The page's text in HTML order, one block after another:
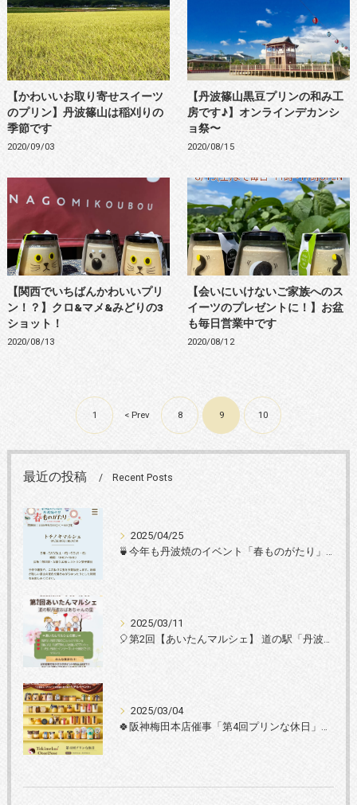
【かわいいお取り寄せスイーツ
のプリン】丹波篠山は稲刈りの
季節です
2020/09/03
【丹波篠山黒豆プリンの和み工
房です♪】オンラインデカンシ
ョ祭〜
2020/08/15
【関西でいちばんかわいいプリ
ン！？】クロ&マメ&みどりの3
ショット！
2020/08/13
【会いにいけないご家族へのス
イーツのプレゼントに！】お盆
も毎日営業中です
2020/08/12
1 < Prev 8 9 10
最近の投稿 Recent Posts
2025/04/25
2025/03/11
2025/03/04